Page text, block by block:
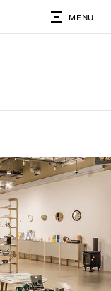
MENU